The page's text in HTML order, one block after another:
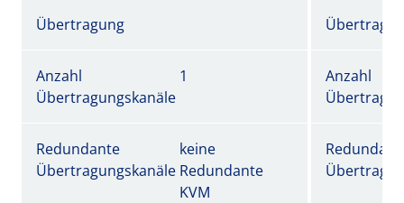
Übertragung
Anzahl
Übertragungskanäle
1
Anzahl
Redundante
Übertragungskanäle
keine
Redundante
KVM